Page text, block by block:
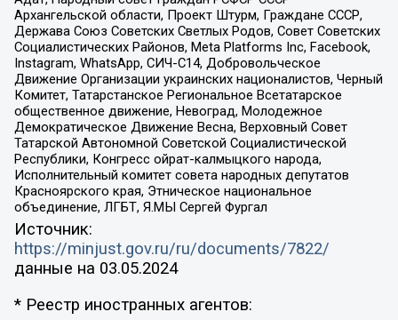
Архангельской области, Проект Штурм, Граждане СССР,
Держава Союз Советских Светлых Родов, Совет Советских
Социалистических Районов, Meta Platforms Inc, Facebook,
Instagram, WhatsApp, СИЧ-С14, Добровольческое
Движение Организации украинских националистов, Черный
Комитет, Татарстанское Региональное Всетатарское
общественное движение, Невоград, Молодежное
Демократическое Движение Весна, Верховный Совет
Татарской Автономной Советской Социалистической
Республики, Конгресс ойрат-калмыцкого народа,
Исполнительный комитет совета народных депутатов
Красноярского края, Этническое национальное
объединение, ЛГБТ, Я.МЫ Сергей Фургал
Источник:
https://minjust.gov.ru/ru/documents/7822/
данные на 03.05.2024
* Реестр иностранных агентов: